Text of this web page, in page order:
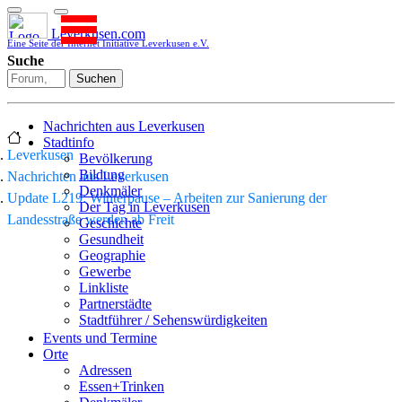
Leverkusen.com
Eine Seite der Internet Initiative Leverkusen e.V.
Suche
Suchen
Nachrichten aus Leverkusen
Stadtinfo
Bevölkerung
Bildung
Denkmäler
Der Tag in Leverkusen
Geschichte
Gesundheit
Geographie
Gewerbe
Linkliste
Partnerstädte
Stadtführer / Sehenswürdigkeiten
Stadtplan
Sport
Who is who
Events und Termine
Orte
Adressen
Essen+Trinken
Leverkusen
Nachrichten aus Leverkusen
Update L219: Winterpause – Arbeiten zur Sanierung der
Landesstraße werden ab Freit